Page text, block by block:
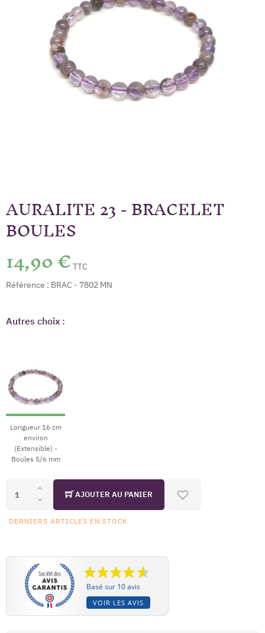
AURALITE 23 - BRACELET
BOULES
14,90 € TTC
Référence : BRAC - 7802 MN
Autres choix :
Longueur 16 cm
environ
(Extensible) -
Boules 5/6 mm
AJOUTER AU PANIER
DERNIERS ARTICLES EN STOCK
Basé sur 10 avis
VOIR LES AVIS